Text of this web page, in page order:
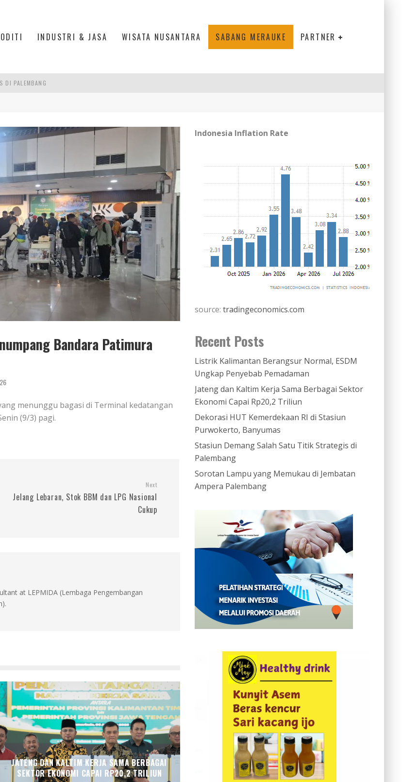
INDUSTRI & JASA WISATA NUSANTARA SABANG MERAUKE PARTNER
DI PALEMBANG
PENYEBAB PEMADAMAN
BANYUMAS
Bandara Patimura
menunggu bagasi di Terminal kedatangan
(9/3) pagi.
Next
Jelang Lebaran, Stok BBM dan LPG Nasional
Cukup
at LEPMIDA (Lembaga Pengembangan
JATENG DAN KALTIM KERJA SAMA BERBAGAI
SEKTOR EKONOMI CAPAI RP20,2 TRILIUN
Indonesia Inflation Rate
source: tradingeconomics.com
Recent Posts
Listrik Kalimantan Berangsur Normal, ESDM
Ungkap Penyebab Pemadaman
Jateng dan Kaltim Kerja Sama Berbagai Sektor
Ekonomi Capai Rp20,2 Triliun
Dekorasi HUT Kemerdekaan RI di Stasiun
Purwokerto, Banyumas
Stasiun Demang Salah Satu Titik Strategis di
Palembang
Sorotan Lampu yang Memukau di Jembatan
Ampera Palembang